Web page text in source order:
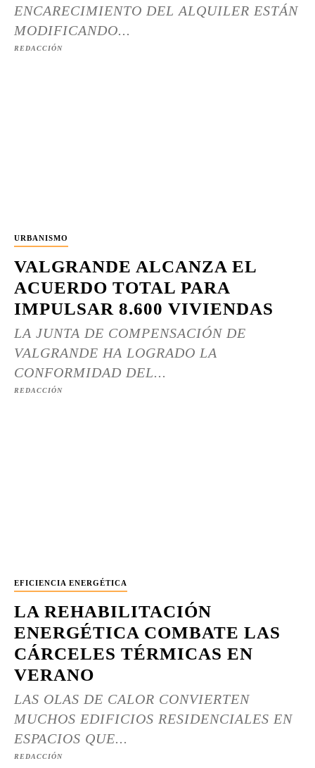
ENCARECIMIENTO DEL ALQUILER ESTÁN
MODIFICANDO...
REDACCIÓN
URBANISMO
VALGRANDE ALCANZA EL
ACUERDO TOTAL PARA
IMPULSAR 8.600 VIVIENDAS
LA JUNTA DE COMPENSACIÓN DE
VALGRANDE HA LOGRADO LA
CONFORMIDAD DEL...
REDACCIÓN
EFICIENCIA ENERGÉTICA
LA REHABILITACIÓN
ENERGÉTICA COMBATE LAS
CÁRCELES TÉRMICAS EN
VERANO
LAS OLAS DE CALOR CONVIERTEN
MUCHOS EDIFICIOS RESIDENCIALES EN
ESPACIOS QUE...
REDACCIÓN